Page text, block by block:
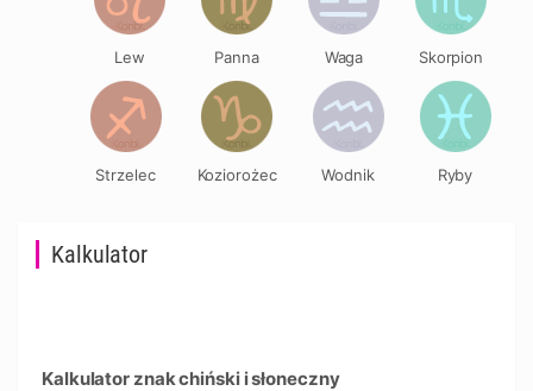
Kalkulator
Kalkulator znak chiński i słoneczny
Lew Panna Waga Skorpion
Strzelec Koziorożec Wodnik Ryby